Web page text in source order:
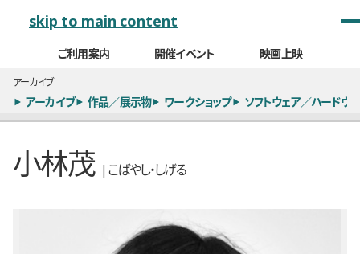
skip to main content
ご利用案内 開催イベント 映画上映
アーカイブ
アーカイブ 作品／展示物 ワークショップ ソフトウェア／ハードウ
小林茂 | こばやし・しげる